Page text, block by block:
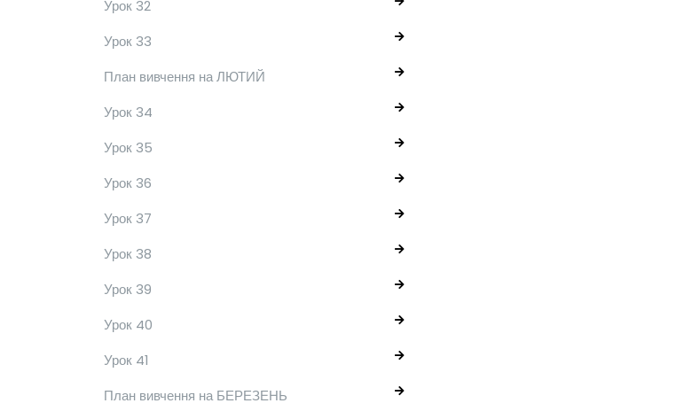
Урок 32
Урок 33
План вивчення на ЛЮТИЙ
Урок 34
Урок 35
Урок 36
Урок 37
Урок 38
Урок 39
Урок 40
Урок 41
План вивчення на БЕРЕЗЕНЬ